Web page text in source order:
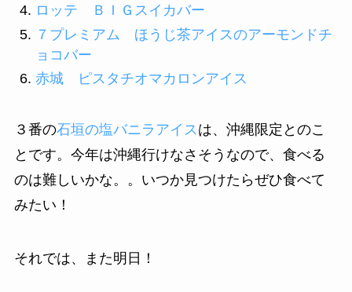
ロッテ ＢＩＧスイカバー
７プレミアム ほうじ茶アイスのアーモンドチ
ョコバー
赤城 ピスタチオマカロンアイス
３番の石垣の塩バニラアイスは、沖縄限定とのこ
とです。今年は沖縄行けなさそうなので、食べる
のは難しいかな。。いつか見つけたらぜひ食べて
みたい！
それでは、また明日！